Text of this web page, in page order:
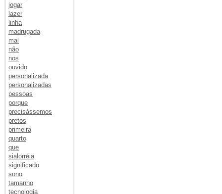
jogar
lazer
linha
madrugada
mal
não
nos
ouvido
personalizada
personalizadas
pessoas
porque
precisássemos
pretos
primeira
quarto
que
sialorréia
significado
sono
tamanho
tecnologia